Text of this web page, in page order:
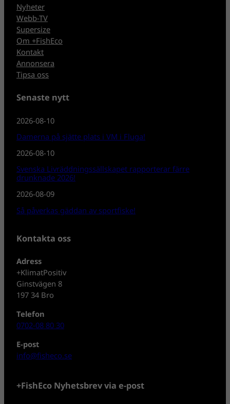
Nyheter
Webb-TV
Supersize
Om +FishEco
Kontakt
Annonsera
Tipsa oss
Senaste nytt
2026-08-10
Damerna på sjätte plats i VM i Fluga!
2026-08-10
Svenska Livräddningssällskapet rapporterar färre
drunknade 2026!
2026-08-09
Så påverkas gäddan av sportfiske!
Kontakta oss
Adress
+KlimatPositiv
Ginstvägen 8
197 34 Bro
Telefon
0702-08 80 30
E-post
info@fisheco.se
+FishEco Nyhetsbrev via e-post